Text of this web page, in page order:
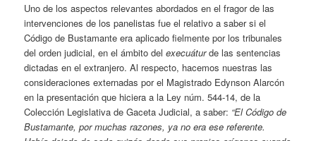
Uno de los aspectos relevantes abordados en el fragor de las
intervenciones de los panelistas fue el relativo a saber si el
Código de Bustamante era aplicado fielmente por los tribunales
del orden judicial, en el ámbito delexecuáturde las sentencias
dictadas en el extranjero. Al respecto, hacemos nuestras las
consideraciones externadas por el Magistrado Edynson Alarcón
en la presentación que hiciera a la Ley núm. 544-14, de la
Colección Legislativa de Gaceta Judicial, a saber: “El Código de
Bustamante, por muchas razones, ya no era ese referente.